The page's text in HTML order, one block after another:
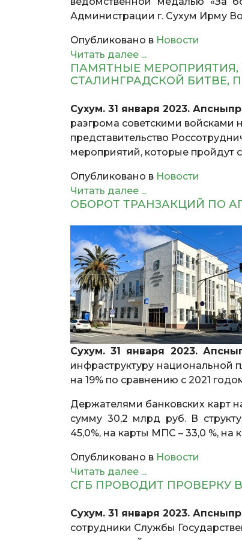
Администрации г. Сухум Ирму
Опубликовано в Новости
Читать далее ...
ПАМЯТНЫЕ
СТАЛИНГРАДСКОЙ БИТВЕ,
Сухум. 31 января 2023.
разгрома советскими войсками
представительство
мероприятий, которые пройдут
Опубликовано в Новости
Читать далее ...
ОБОРОТ ТРАНЗАКЦИЙ ПО
Сухум. 31 января 2023.
инфраструктуру национальной
на 19% по сравнению с 2021
Держателями банковских карт
сумму 30,2 млрд руб. В
45,0%, на карты МПС – 33,0 %, на
Опубликовано в Новости
Читать далее ...
СГБ ПРОВОДИТ ПРОВЕРКУ
Сухум. 31 января 2023.
сотрудники Службы